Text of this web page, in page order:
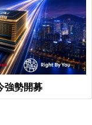
強勢開募